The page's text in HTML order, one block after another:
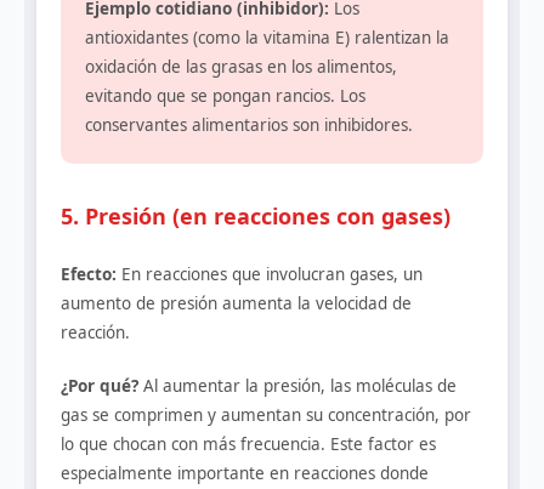
Ejemplo cotidiano (inhibidor): Los
antioxidantes (como la vitamina E) ralentizan la
oxidación de las grasas en los alimentos,
evitando que se pongan rancios. Los
conservantes alimentarios son inhibidores.
5. Presión (en reacciones con gases)
Efecto: En reacciones que involucran gases, un
aumento de presión aumenta la velocidad de
reacción.
¿Por qué? Al aumentar la presión, las moléculas de
gas se comprimen y aumentan su concentración, por
lo que chocan con más frecuencia. Este factor es
especialmente importante en reacciones donde